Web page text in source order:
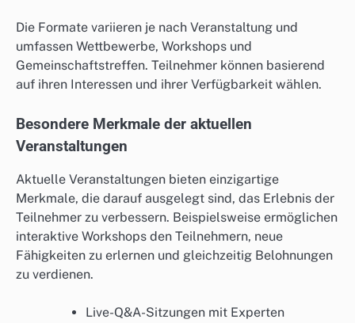
Die Formate variieren je nach Veranstaltung und
umfassen Wettbewerbe, Workshops und
Gemeinschaftstreffen. Teilnehmer können basierend
auf ihren Interessen und ihrer Verfügbarkeit wählen.
Besondere Merkmale der aktuellen
Veranstaltungen
Aktuelle Veranstaltungen bieten einzigartige
Merkmale, die darauf ausgelegt sind, das Erlebnis der
Teilnehmer zu verbessern. Beispielsweise ermöglichen
interaktive Workshops den Teilnehmern, neue
Fähigkeiten zu erlernen und gleichzeitig Belohnungen
zu verdienen.
Live-Q&A-Sitzungen mit Experten